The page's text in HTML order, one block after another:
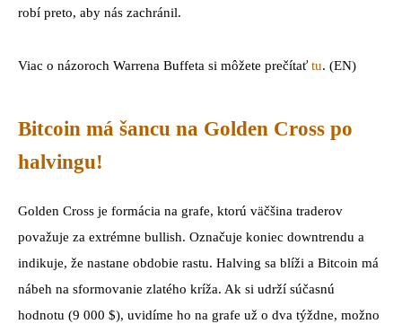
robí preto, aby nás zachránil.
Viac o názoroch Warrena Buffeta si môžete prečítať tu. (EN)
Bitcoin má šancu na Golden Cross po
halvingu!
Golden Cross je formácia na grafe, ktorú väčšina traderov
považuje za extrémne bullish. Označuje koniec downtrendu a
indikuje, že nastane obdobie rastu. Halving sa blíži a Bitcoin má
nábeh na sformovanie zlatého kríža. Ak si udrží súčasnú
hodnotu (9 000 $), uvidíme ho na grafe už o dva týždne, možno